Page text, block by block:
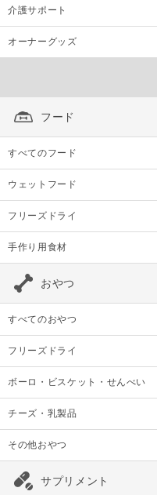
介護サポート
オーナーグッズ
フード
すべてのフード
ウェットフード
フリーズドライ
手作り用食材
おやつ
すべてのおやつ
フリーズドライ
ボーロ・ビスケット・せんべい
チーズ・乳製品
その他おやつ
サプリメント